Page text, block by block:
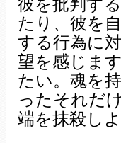
彼を批判す
たり、彼を
する行為に
望を感じま
たい。魂を
ったそれだ
端を抹殺し